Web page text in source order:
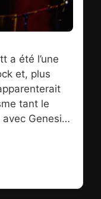
a été l’une
et, plus
tant le
Genesis
« Nursery
», la guitare